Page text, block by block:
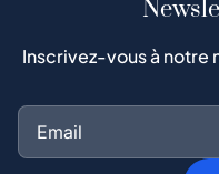
Inscrivez-vous à notre